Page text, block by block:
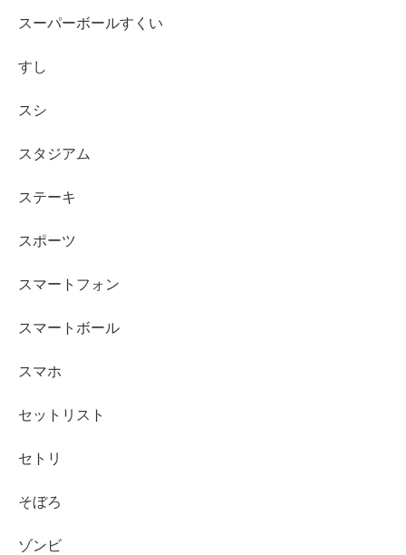
スーパーボールすくい
すし
スシ
スタジアム
ステーキ
スポーツ
スマートフォン
スマートボール
スマホ
セットリスト
セトリ
そぼろ
ゾンビ